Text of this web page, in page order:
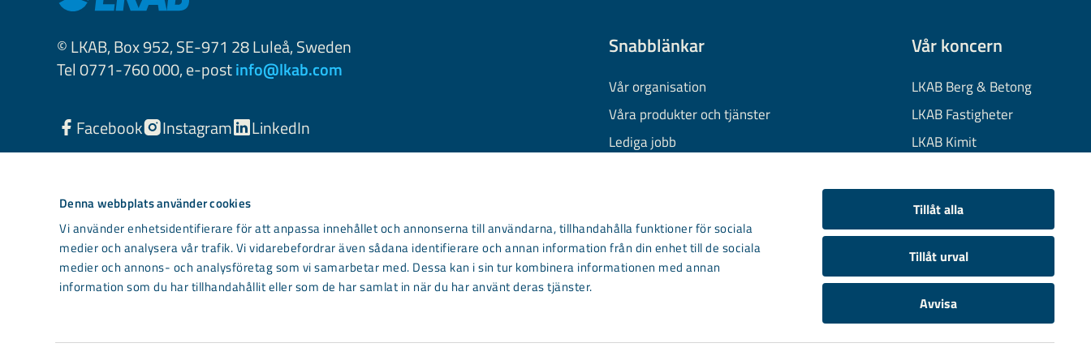
Denna webbplats använder cookies
Vi använder enhetsidentifierare för att anpassa innehållet och annonserna till användarna, tillhandahålla funktioner för sociala
medier och analysera vår trafik. Vi vidarebefordrar även sådana identifierare och annan information från din enhet till de sociala
medier och annons- och analysföretag som vi samarbetar med. Dessa kan i sin tur kombinera informationen med annan
information som du har tillhandahållit eller som de har samlat in när du har använt deras tjänster.
Tillåt alla
Tillåt urval
Avvisa
© LKAB, Box 952, SE-971 28 Luleå, Sweden
Tel 0771-760 000, e-postinfo@lkab.com
Facebook Instagram LinkedIn
Snabblänkar
Vår organisation
Våra produkter och tjänster
Lediga jobb
Information om cookies
Kontakta oss
Vår koncern
LKAB Berg & Betong
LKAB Fastigheter
LKAB Kimit
LKAB Wassara
Samhällsutveckling
Light mode